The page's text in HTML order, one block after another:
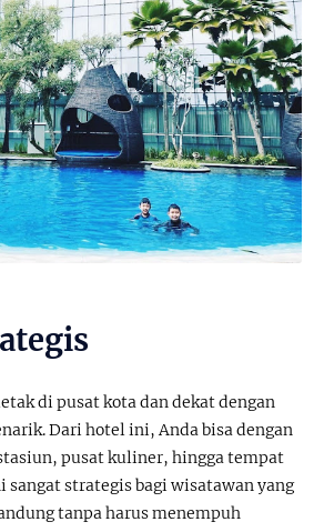
di pusat kota dan dekat dengan
Dari hotel ini, Anda bisa dengan
pusat kuliner, hingga tempat
strategis bagi wisatawan yang
tanpa harus menempuh